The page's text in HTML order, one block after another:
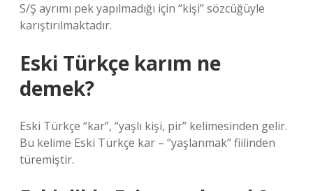
S/Ş ayrımı pek yapılmadığı için “kişi” sözcüğüyle
karıştırılmaktadır.
Eski Türkçe karım ne
demek?
Eski Türkçe “kar”, “yaşlı kişi, pir” kelimesinden gelir.
Bu kelime Eski Türkçe kar – “yaşlanmak” fiilinden
türemiştir.